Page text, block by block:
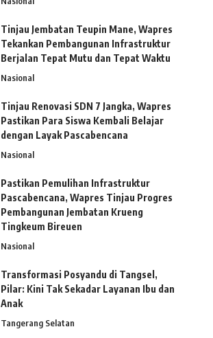
Tinjau Jembatan Teupin Mane, Wapres
Tekankan Pembangunan Infrastruktur
Berjalan Tepat Mutu dan Tepat Waktu
Nasional
Tinjau Renovasi SDN 7 Jangka, Wapres
Pastikan Para Siswa Kembali Belajar
dengan Layak Pascabencana
Nasional
Pastikan Pemulihan Infrastruktur
Pascabencana, Wapres Tinjau Progres
Pembangunan Jembatan Krueng
Tingkeum Bireuen
Nasional
Transformasi Posyandu di Tangsel,
Pilar: Kini Tak Sekadar Layanan Ibu dan
Anak
Tangerang Selatan